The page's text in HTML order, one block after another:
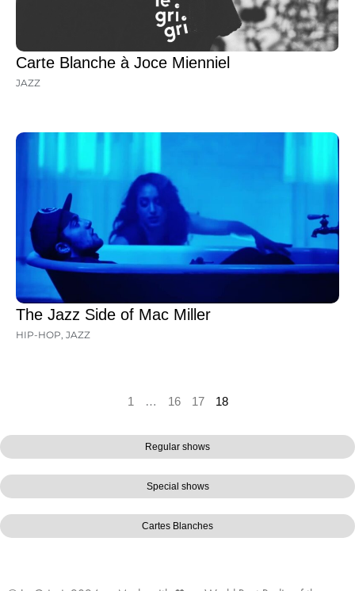
Regular shows
Special shows
Cartes Blanches
Carte Blanche à Joce Mienniel
JAZZ
The Jazz Side of Mac Miller
HIP-HOP JAZZ
1 … 16 17 18